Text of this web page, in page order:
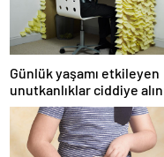
Günlük yaşamı etkileyen
unutkanlıklar ciddiye